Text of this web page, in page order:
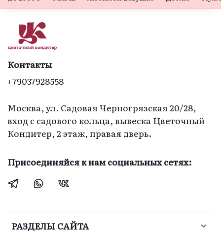
РАЗДЕЛЫ САЙТА
Контакты
+79037928558
Москва, ул. Садовая Черногрязская 20/28,
вход с садового кольца, вывеска Цветочный
Кондитер, 2 этаж, правая дверь.
Присоединяйся к нам социальных сетях: